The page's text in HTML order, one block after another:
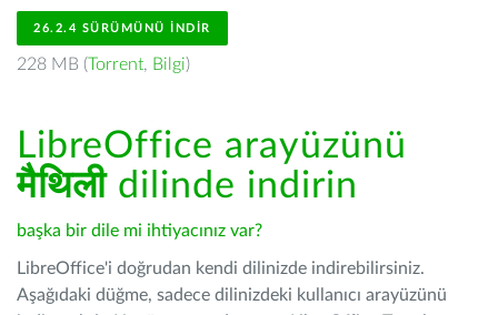
26.2.4 SÜRÜMÜNÜ İNDIR
228 MB (Torrent, Bilgi)
LibreOffice arayüzünü
मैथिलीdilinde indirin
başka bir dile mi ihtiyacınız var?
LibreOffice'i doğrudan kendi dilinizde indirebilirsiniz.
Aşağıdaki düğme, sadece dilinizdeki kullanıcı arayüzünü